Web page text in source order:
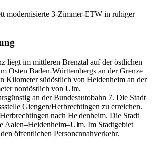
modernisierte 3-Zimmer-ETW in ruhiger
liegt im mittleren Brenztal auf der östlichen
Osten Baden-Württembergs an der Grenze
Kilometer südöstlich von Heidenheim an der
nordöstlich von Ulm.
an der Bundesautobahn 7. Die Stadt
Giengen/Herbrechtingen zu erreichen.
nach Heidenheim. Die Stadt
Aalen–Heidenheim–Ulm. Im Stadtgebiet
öffentlichen Personennahverkehr.